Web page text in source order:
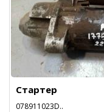
Стартер
078911023D..